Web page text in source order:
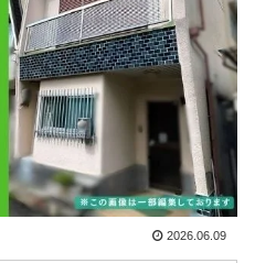
2026.06.09